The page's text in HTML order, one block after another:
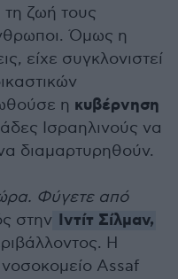
τη ζωή τους
Όμως η
είχε συγκλονιστεί
η κυβέρνηση
Ισραηλινούς να
διαμαρτυρηθούν.
Φύγετε από
στην Ιντίτ Σίλμαν,
Η
νοσοκομείο Assaf